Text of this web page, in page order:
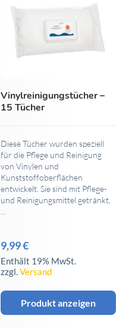
Vinylreinigungstücher –
15 Tücher
Diese Tücher wurden speziell
für die Pflege und Reinigung
von Vinylen und
Kunststoffoberflächen
entwickelt. Sie sind mit Pflege-
und Reinigungsmittel getränkt,
9,99€
Enthält 19% MwSt.
zzgl.Versand
Produkt anzeigen